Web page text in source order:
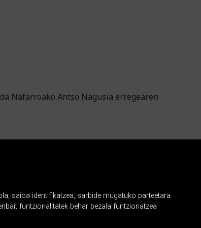
Nafarroako Antso Nagusia erregearen
saioa identifikatzea, sarbide mugatuko parteetara
funtzionalitatek behar bezala funtzionatzea